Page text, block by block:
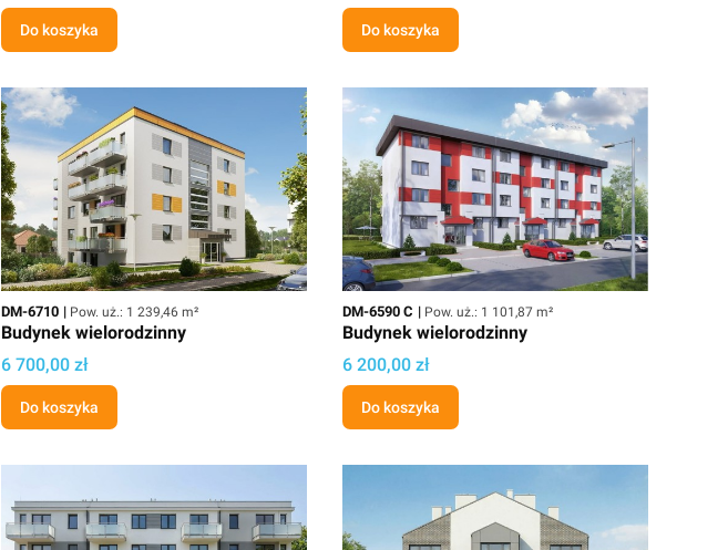
Do koszyka Do koszyka
Kod
DM-6710 Powierzchnia użytkowa
Pow. uż.: 1 239,46 m²
Budynek wielorodzinny
Cena projektu
6 700,00 zł
Do koszyka
Kod
DM-6590 C Powierzchnia użytkowa
Pow. uż.: 1 101,87 m²
Budynek wielorodzinny
Cena projektu
6 200,00 zł
Do koszyka